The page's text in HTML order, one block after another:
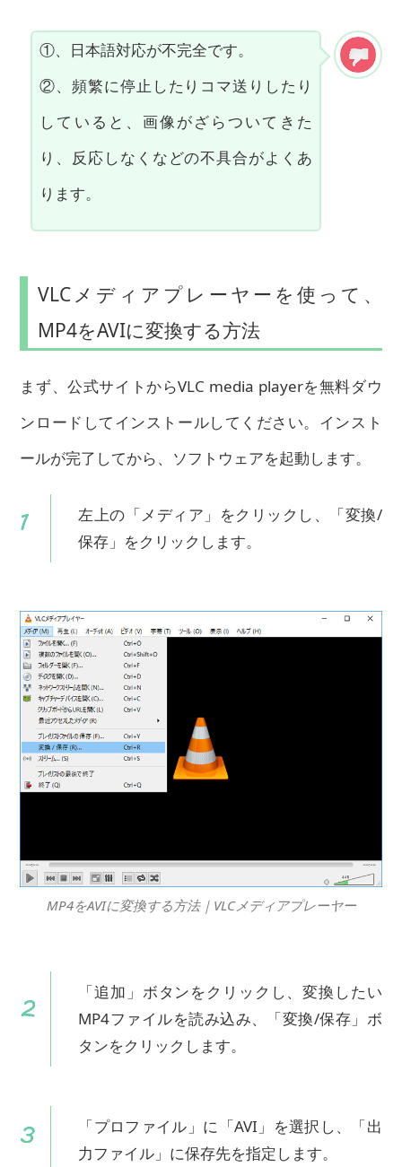
①、日本語対応が不完全です。
②、頻繁に停止したりコマ送りしたり
していると、画像がざらついてきた
り、反応しなくなどの不具合がよくあ
ります。
VLCメディアプレーヤーを使って、
MP4をAVIに変換する方法
まず、公式サイトからVLC media playerを無料ダウ
ンロードしてインストールしてください。インスト
ールが完了してから、ソフトウェアを起動します。
左上の「メディア」をクリックし、「変換/
保存」をクリックします。
MP4をAVIに変換する方法｜VLCメディアプレーヤー
「追加」ボタンをクリックし、変換したい
MP4ファイルを読み込み、「変換/保存」ボ
タンをクリックします。
「プロファイル」に「AVI」を選択し、「出
力ファイル」に保存先を指定します。